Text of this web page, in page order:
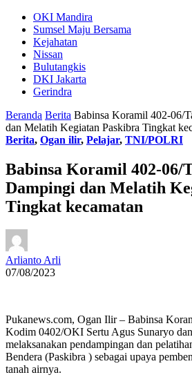
OKI Mandira
Sumsel Maju Bersama
Kejahatan
Nissan
Bulutangkis
DKI Jakarta
Gerindra
Beranda Berita Babinsa Koramil 402-06/
dan Melatih Kegiatan Paskibra Tingkat
Berita, Ogan ilir, Pelajar, TNI/POLRI
Babinsa Koramil 402-06/
Dampingi dan Melatih
Tingkat kecamatan
Arlianto Arli
07/08/2023
Pukanews.com, Ogan Ilir – Babinsa
Kodim 0402/OKI Sertu Agus Sunaryo
melaksanakan pendampingan dan
Bendera (Paskibra ) sebagai upaya
tanah airnya.